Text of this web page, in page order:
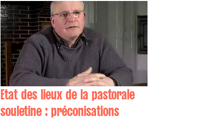
Etat des lieux de la pastorale
souletine : préconisations